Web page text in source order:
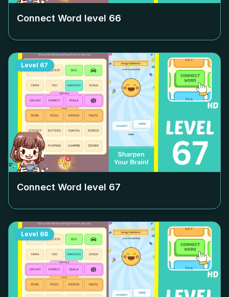
Connect Word level 66
Level 67
Connect Word level 67
Level 68